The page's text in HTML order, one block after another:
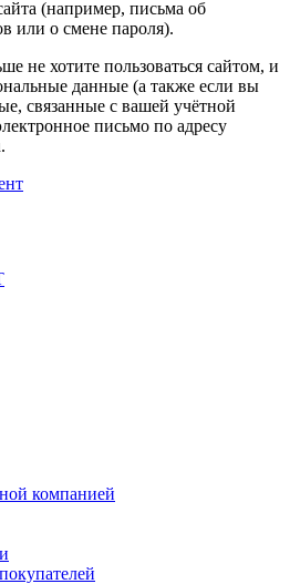
(например, письма об
или о смене пароля).
не хотите пользоваться сайтом, и
данные (а также если вы
связанные с вашей учётной
письмо по адресу
компанией